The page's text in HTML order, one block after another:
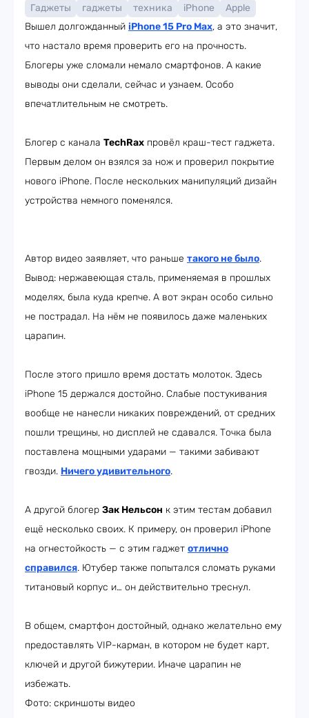
Гаджеты гаджеты техника iPhone
Apple
Вышел долгожданный iPhone 15 Pro Max, а это значит,
что настало время проверить его на прочность.
Блогеры уже сломали немало смартфонов. А какие
выводы они сделали, сейчас и узнаем. Особо
впечатлительным не смотреть.
Блогер с канала TechRax провёл краш-тест гаджета.
Первым делом он взялся за нож и проверил покрытие
нового iPhone. После нескольких манипуляций дизайн
устройства немного поменялся.
Автор видео заявляет, что раньше такого не было.
Вывод: нержавеющая сталь, применяемая в прошлых
моделях, была куда крепче. А вот экран особо сильно
не пострадал. На нём не появилось даже маленьких
царапин.
После этого пришло время достать молоток. Здесь
iPhone 15 держался достойно. Слабые постукивания
вообще не нанесли никаких повреждений, от средних
пошли трещины, но дисплей не сдавался. Точка была
поставлена мощными ударами — такими забивают
гвозди. Ничего удивительного.
А другой блогер Зак Нельсон к этим тестам добавил
ещё несколько своих. К примеру, он проверил iPhone
на огнестойкость — с этим гаджет отлично
справился. Ютубер также попытался сломать руками
титановый корпус и… он действительно треснул.
В общем, смартфон достойный, однако желательно ему
предоставлять VIP-карман, в котором не будет карт,
ключей и другой бижутерии. Иначе царапин не
избежать.
Фото: скриншоты видео